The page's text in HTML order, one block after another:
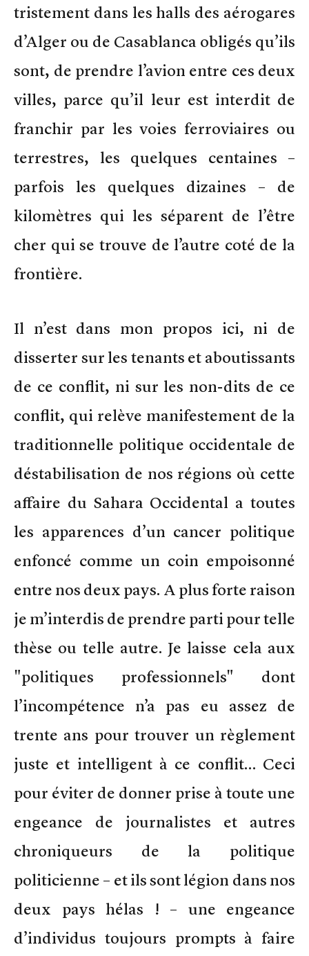
tristement dans les halls des aérogares
d’Alger ou de Casablanca obligés qu’ils
sont, de prendre l’avion entre ces deux
villes, parce qu’il leur est interdit de
franchir par les voies ferroviaires ou
terrestres, les quelques centaines –
parfois les quelques dizaines – de
kilomètres qui les séparent de l’être
cher qui se trouve de l’autre coté de la
frontière.
Il n’est dans mon propos ici, ni de
disserter sur les tenants et aboutissants
de ce conflit, ni sur les non-dits de ce
conflit, qui relève manifestement de la
traditionnelle politique occidentale de
déstabilisation de nos régions où cette
affaire du Sahara Occidental a toutes
les apparences d’un cancer politique
enfoncé comme un coin empoisonné
entre nos deux pays. A plus forte raison
je m’interdis de prendre parti pour telle
thèse ou telle autre. Je laisse cela aux
"politiques professionnels" dont
l’incompétence n’a pas eu assez de
trente ans pour trouver un règlement
juste et intelligent à ce conflit… Ceci
pour éviter de donner prise à toute une
engeance de journalistes et autres
chroniqueurs de la politique
politicienne – et ils sont légion dans nos
deux pays hélas ! – une engeance
d’individus toujours prompts à faire